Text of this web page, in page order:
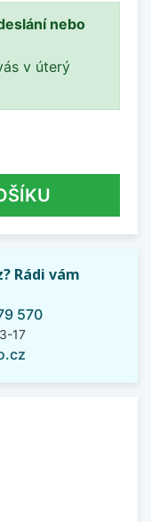
nebo
v úterý
Rádi vám
570
17